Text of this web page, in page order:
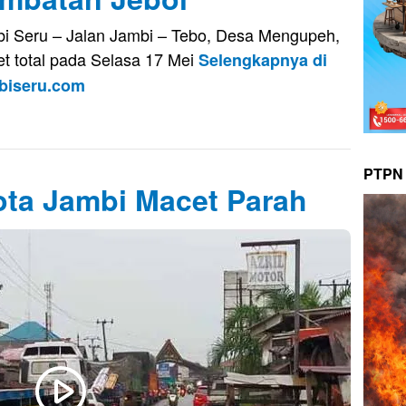
Seru – Jalan Jambi – Tebo, Desa Mengupeh,
total pada Selasa 17 Mei Selengkapnya di
Jambi Macet Parah